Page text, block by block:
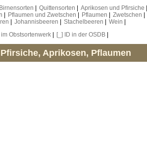
Birnensorten Quittensorten Aprikosen und Pfirsiche
Pflaumen und Zwetschen Pflaumen Zwetschen
Johannisbeeren Stachelbeeren Wein
im Obstsortenwerk [_] ID in der OSDB
Aprikosen, Pflaumen